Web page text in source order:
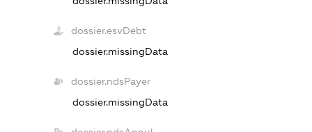
dossier.esvDebt
dossier.missingData
dossier.ndsPayer
dossier.missingData